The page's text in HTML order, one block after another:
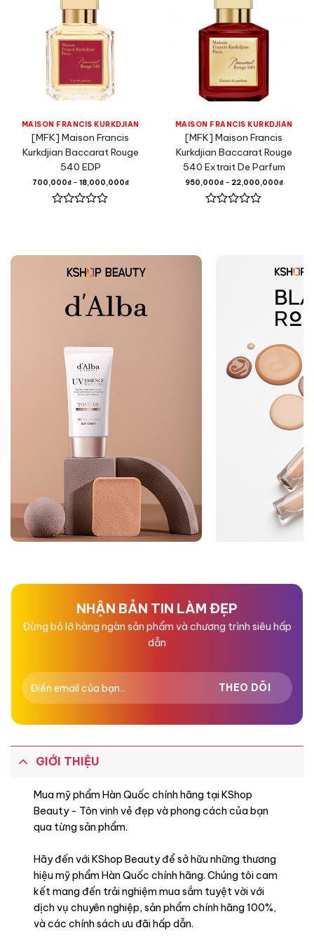
MAISON FRANCIS KURKDJIAN
[MFK] Maison Francis
Kurkdjian Baccarat Rouge
540 EDP
700,000₫– 18,000,000₫
sao
MAISON FRANCIS KURKDJIAN
[MFK] Maison Francis
Kurkdjian Baccarat Rouge
540 Extrait De Parfum
950,000₫– 22,000,000₫
NHẬN BẢN TIN LÀM ĐẸP
Đừng bỏ lỡ hàng ngàn sản phẩm và chương trình siêu hấp
dẫn
GIỚI THIỆU
Mua mỹ phẩm Hàn Quốc chính hãng tại KShop
Beauty - Tôn vinh vẻ đẹp và phong cách của bạn
qua từng sản phẩm.
Hãy đến với KShop Beauty để sở hữu những thương
hiệu mỹ phẩm Hàn Quốc chính hãng. Chúng tôi cam
kết mang đến trải nghiệm mua sắm tuyệt vời với
dịch vụ chuyên nghiệp, sản phẩm chính hãng 100%,
và các chính sách ưu đãi hấp dẫn.